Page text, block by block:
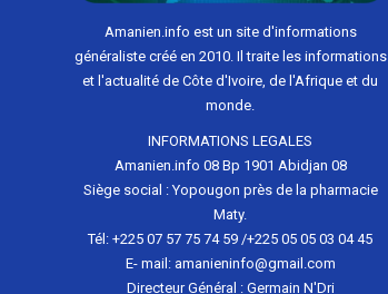
Amanien.info est un site d'informations
généraliste créé en 2010. Il traite les informations
et l'actualité de Côte d'Ivoire, de l'Afrique et du
monde.
INFORMATIONS LEGALES
Amanien.info 08 Bp 1901 Abidjan 08
Siège social : Yopougon près de la pharmacie
Maty.
Tél: +225 07 57 75 74 59 /+225 05 05 03 04 45
E- mail: amanieninfo@gmail.com
Directeur Général : Germain N'Dri